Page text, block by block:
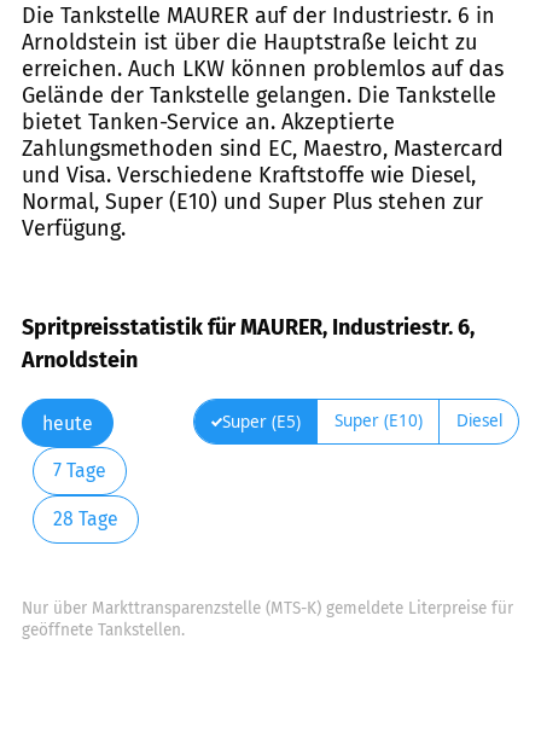
Die Tankstelle MAURER auf der Industriestr. 6 in
Arnoldstein ist über die Hauptstraße leicht zu
erreichen. Auch LKW können problemlos auf das
Gelände der Tankstelle gelangen. Die Tankstelle
bietet Tanken-Service an. Akzeptierte
Zahlungsmethoden sind EC, Maestro, Mastercard
und Visa. Verschiedene Kraftstoffe wie Diesel,
Normal, Super (E10) und Super Plus stehen zur
Verfügung.
Spritpreisstatistik für MAURER, Industriestr. 6,
Arnoldstein
heute
7 Tage
28 Tage
Super (E5) Super (E10) Diesel
Nur über Markttransparenzstelle (MTS-K) gemeldete Literpreise für
geöffnete Tankstellen.